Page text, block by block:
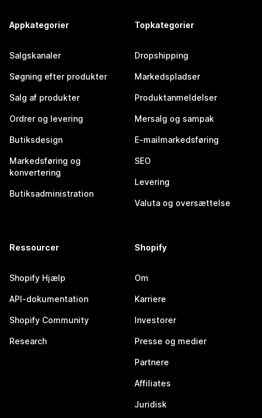
Appkategorier
Salgskanaler
Søgning efter produkter
Salg af produkter
Ordrer og levering
Butiksdesign
Markedsføring og
konvertering
Butiksadministration
Topkategorier
Dropshipping
Markedspladser
Produktanmeldelser
Mersalg og sampak
E-mailmarkedsføring
SEO
Levering
Valuta og oversættelse
Ressourcer
Shopify Hjælp
API-dokumentation
Shopify Community
Research
Shopify
Om
Karriere
Investorer
Presse og medier
Partnere
Affiliates
Juridisk